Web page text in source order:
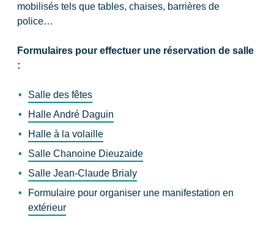
mobilisés tels que tables, chaises, barrières de
police…
Formulaires pour effectuer une réservation de salle
:
Salle des fêtes
Halle André Daguin
Halle à la volaille
Salle Chanoine Dieuzaide
Salle Jean-Claude Brialy
Formulaire pour organiser une manifestation en
extérieur